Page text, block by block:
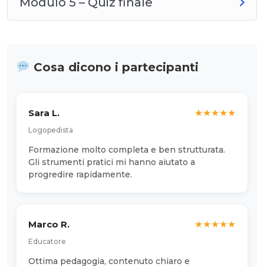
Cosa dicono i partecipanti
Sara L.
Logopedista
★★★★★
Formazione molto completa e ben strutturata.
Gli strumenti pratici mi hanno aiutato a
progredire rapidamente.
Marco R.
Educatore
★★★★★
Ottima pedagogia, contenuto chiaro e